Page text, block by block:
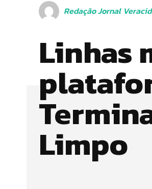
Redação Jornal
Linhas
Limpo